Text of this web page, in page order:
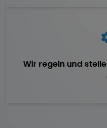
Wir regeln und